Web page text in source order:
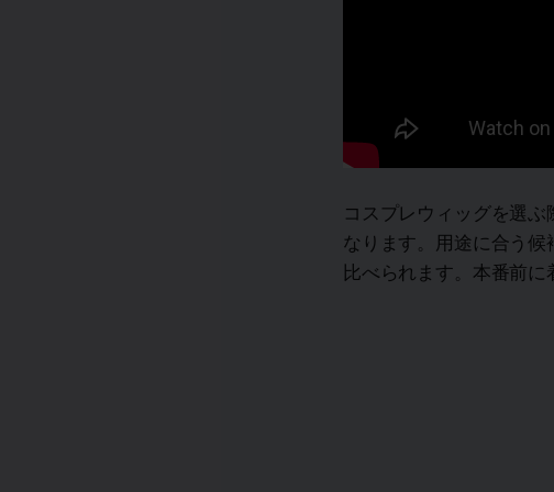
コスプレウィッグを選
なります。用途に合う候
比べられます。本番前